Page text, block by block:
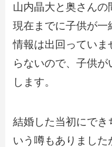
山内晶大と奥さんの
現在までに子供が一
情報は出回ってい
らないので、子供
します。
結婚した当初にでき
いう噂もありました